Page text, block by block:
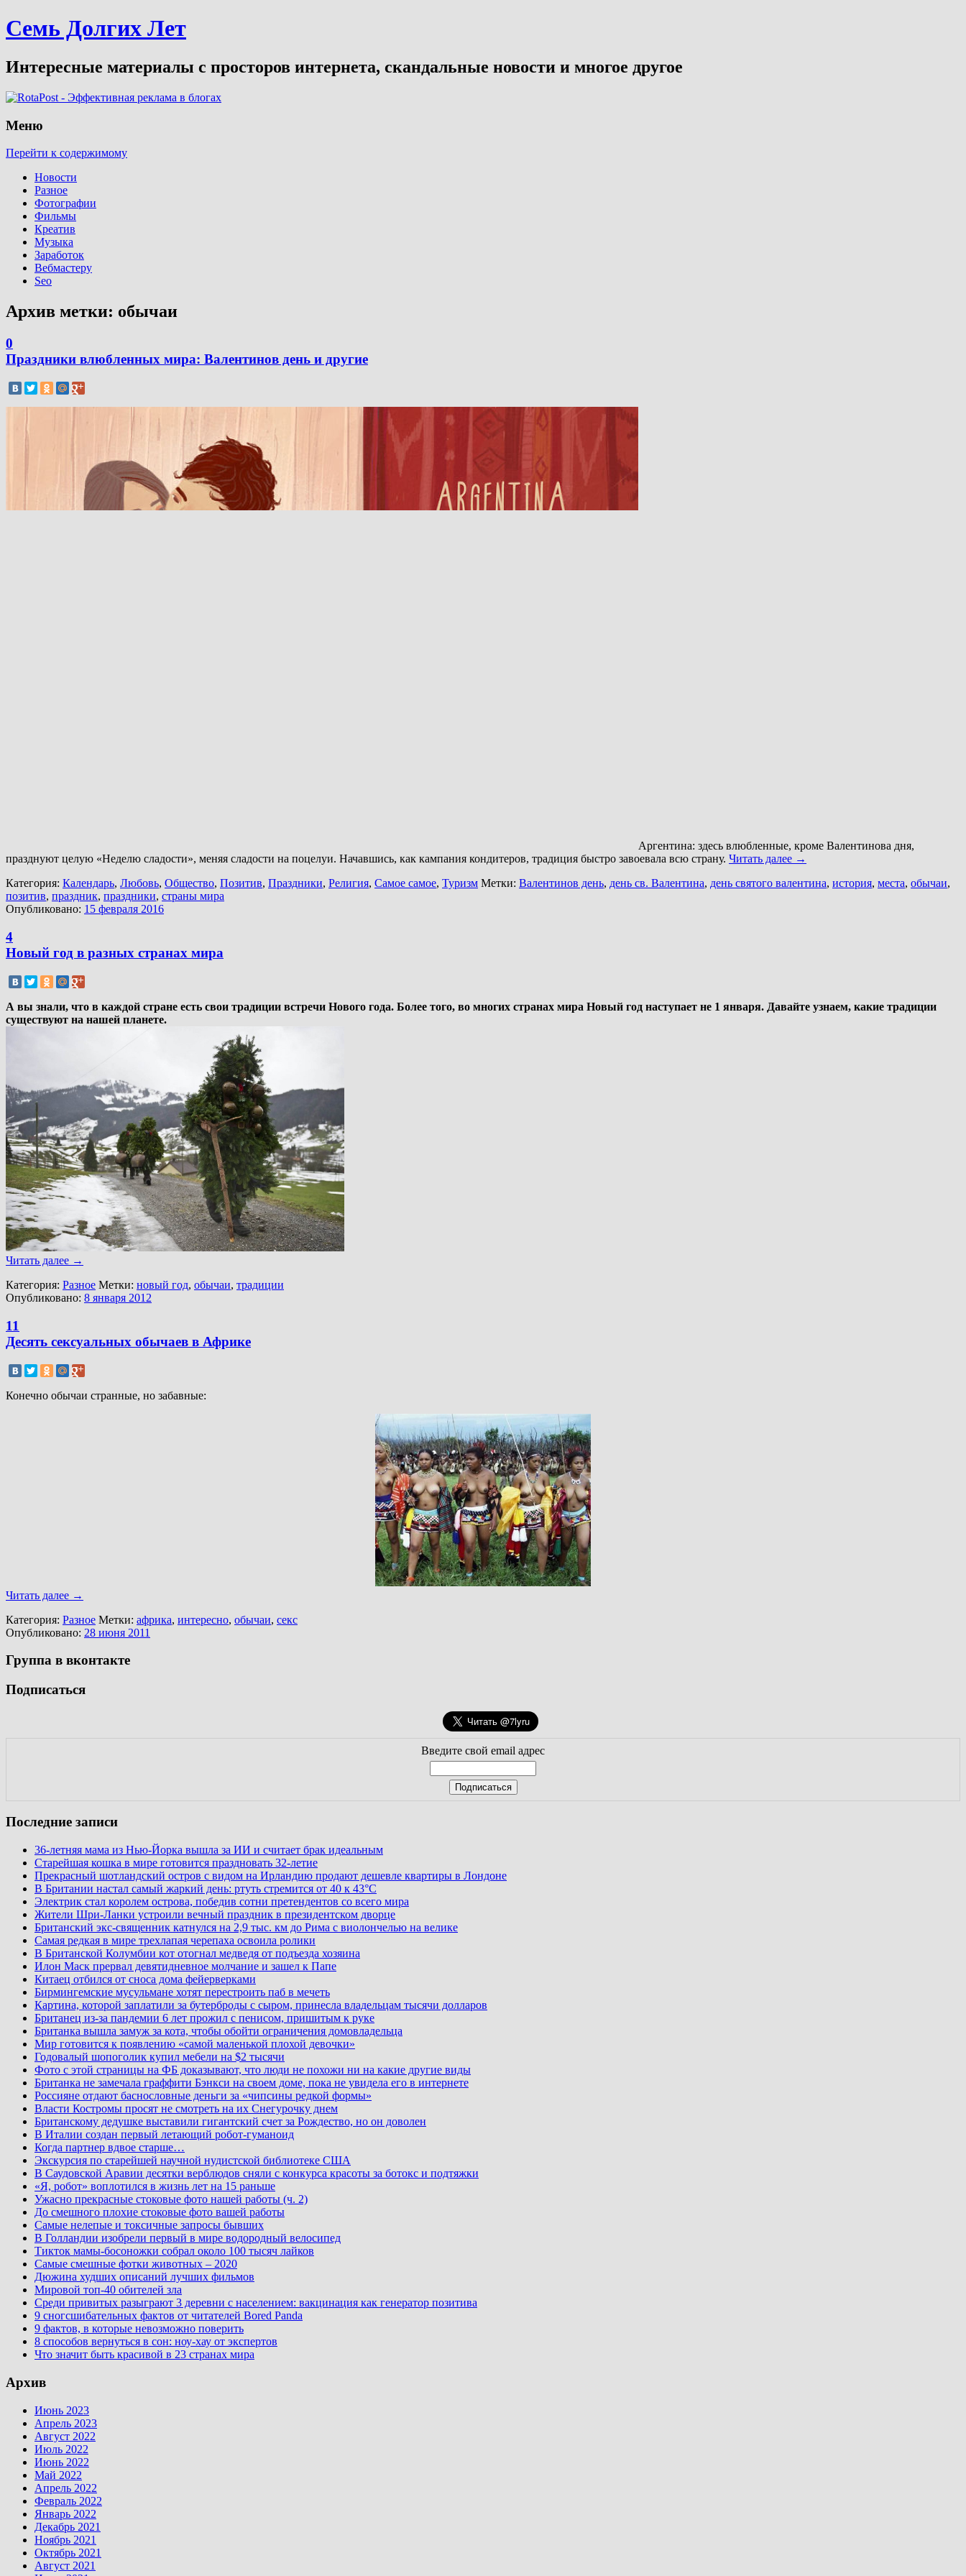
Семь Долгих Лет
Интересные материалы с просторов интернета, скандальные новости и многое другое
Меню
Перейти к содержимому
Новости
Разное
Фотографии
Фильмы
Креатив
Музыка
Заработок
Вебмастеру
Seo
Архив метки: обычаи
0
Праздники влюбленных мира: Валентинов день и другие
Аргентина: здесь влюбленные, кроме Валентинова дня,
празднуют целую «Неделю сладости», меняя сладости на поцелуи. Начавшись, как кампания кондитеров, традиция быстро завоевала всю страну. Читать далее →
Категория: Календарь, Любовь, Общество, Позитив, Праздники, Религия, Самое самое, Туризм Метки: Валентинов день, день св. Валентина, день святого валентина, история, места, обычаи,
позитив, праздник, праздники, страны мира
Опубликовано: 15 февраля 2016
4
Новый год в разных странах мира
А вы знали, что в каждой стране есть свои традиции встречи Нового года. Более того, во многих странах мира Новый год наступает не 1 января. Давайте узнаем, какие традиции
существуют на нашей планете.
Читать далее →
Категория: Разное Метки: новый год, обычаи, традиции
Опубликовано: 8 января 2012
11
Десять сексуальных обычаев в Африке
Конечно обычаи странные, но забавные:
Читать далее →
Категория: Разное Метки: африка, интересно, обычаи, секс
Опубликовано: 28 июня 2011
Группа в вконтакте
Подписаться
Введите свой email адрес
Последние записи
36-летняя мама из Нью-Йорка вышла за ИИ и считает брак идеальным
Старейшая кошка в мире готовится праздновать 32-летие
Прекрасный шотландский остров с видом на Ирландию продают дешевле квартиры в Лондоне
В Британии настал самый жаркий день: ртуть стремится от 40 к 43°C
Электрик стал королем острова, победив сотни претендентов со всего мира
Жители Шри-Ланки устроили вечный праздник в президентском дворце
Британский экс-священник катнулся на 2,9 тыс. км до Рима с виолончелью на велике
Самая редкая в мире трехлапая черепаха освоила ролики
В Британской Колумбии кот отогнал медведя от подъезда хозяина
Илон Маск прервал девятидневное молчание и зашел к Папе
Китаец отбился от сноса дома фейерверками
Бирмингемские мусульмане хотят перестроить паб в мечеть
Картина, которой заплатили за бутерброды с сыром, принесла владельцам тысячи долларов
Британец из-за пандемии 6 лет прожил с пенисом, пришитым к руке
Британка вышла замуж за кота, чтобы обойти ограничения домовладельца
Мир готовится к появлению «самой маленькой плохой девочки»
Годовалый шопоголик купил мебели на $2 тысячи
Фото с этой страницы на ФБ доказывают, что люди не похожи ни на какие другие виды
Британка не замечала граффити Бэнкси на своем доме, пока не увидела его в интернете
Россияне отдают баснословные деньги за «чипсины редкой формы»
Власти Костромы просят не смотреть на их Снегурочку днем
Британскому дедушке выставили гигантский счет за Рождество, но он доволен
В Италии создан первый летающий робот-гуманоид
Когда партнер вдвое старше…
Экскурсия по старейшей научной нудистской библиотеке США
В Саудовской Аравии десятки верблюдов сняли с конкурса красоты за ботокс и подтяжки
«Я, робот» воплотился в жизнь лет на 15 раньше
Ужасно прекрасные стоковые фото нашей работы (ч. 2)
До смешного плохие стоковые фото вашей работы
Самые нелепые и токсичные запросы бывших
В Голландии изобрели первый в мире водородный велосипед
Тикток мамы-босоножки собрал около 100 тысяч лайков
Самые смешные фотки животных – 2020
Дюжина худших описаний лучших фильмов
Мировой топ-40 обителей зла
Среди привитых разыграют 3 деревни с населением: вакцинация как генератор позитива
9 сногсшибательных фактов от читателей Bored Panda
9 фактов, в которые невозможно поверить
8 способов вернуться в сон: ноу-хау от экспертов
Что значит быть красивой в 23 странах мира
Архив
Июнь 2023
Апрель 2023
Август 2022
Июль 2022
Июнь 2022
Май 2022
Апрель 2022
Февраль 2022
Январь 2022
Декабрь 2021
Ноябрь 2021
Октябрь 2021
Август 2021